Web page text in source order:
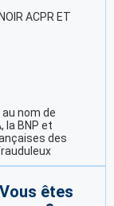
ACPR ET
nom de
la BNP et
des
êtes